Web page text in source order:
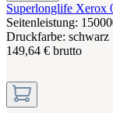
Superlonglife Xerox
Seitenleistung:
Druckfarbe: schwarz
149,64 € brutto